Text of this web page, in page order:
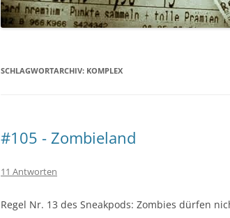
SCHLAGWORTARCHIV: KOMPLEX
#105 - Zombieland
11 Antworten
Regel Nr. 13 des Sneakpods: Zombies dürfen